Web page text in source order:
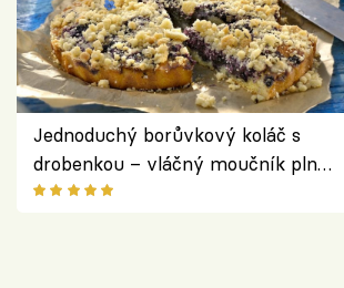
Jednoduchý borůvkový koláč s
drobenkou – vláčný moučník plný
ovoce